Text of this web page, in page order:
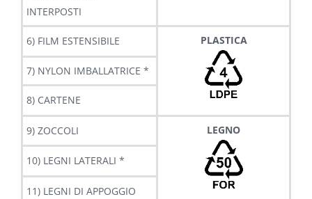
INTERPOSTI
6) FILM ESTENSIBILE PLASTICA
7) NYLON IMBALLATRICE *
8) CARTENE
9) ZOCCOLI LEGNO
10) LEGNI LATERALI *
11) LEGNI DI APPOGGIO